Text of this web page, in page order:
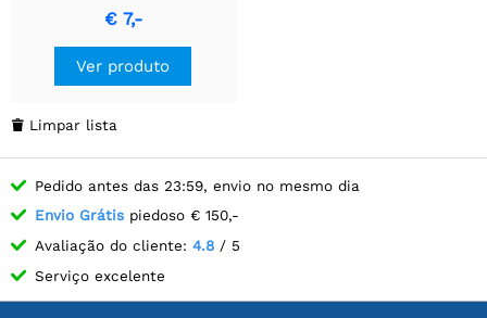
Quadrado com Tampa
Vermelha - 1P SPST OFF-
€ 7,-
Ver produto
 Limpar lista
Pedido antes das 23:59, envio no mesmo dia
Envio Grátis piedoso € 150,-
Avaliação do cliente: 4.8 / 5
Serviço excelente